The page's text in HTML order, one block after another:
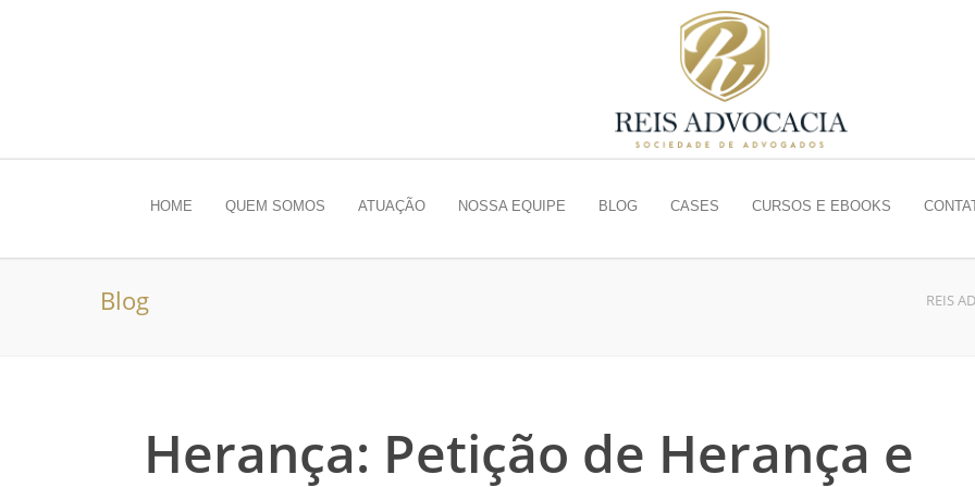
HOME QUEM SOMOS ATUAÇÃO NOSSA EQUIPE BLOG CASES CURSOS E EBOOKS
Blog REIS
Herança: Petição de Herança e